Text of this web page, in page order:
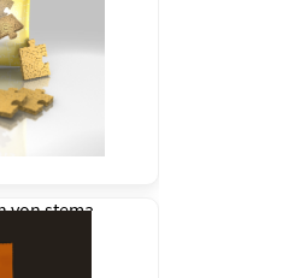
vonstema